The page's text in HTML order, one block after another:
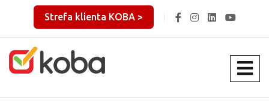
Strefa klienta KOBA >